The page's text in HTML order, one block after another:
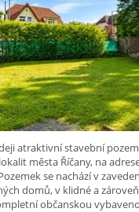
atraktivní stavební
města Říčany, na
se nachází v
domů, v klidné a
občanskou